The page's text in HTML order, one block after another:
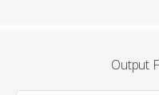
Output